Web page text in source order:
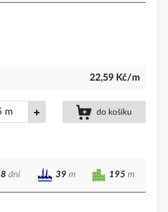
22,59 Kč/m
m do košíku
195 m
8 dní 39 m